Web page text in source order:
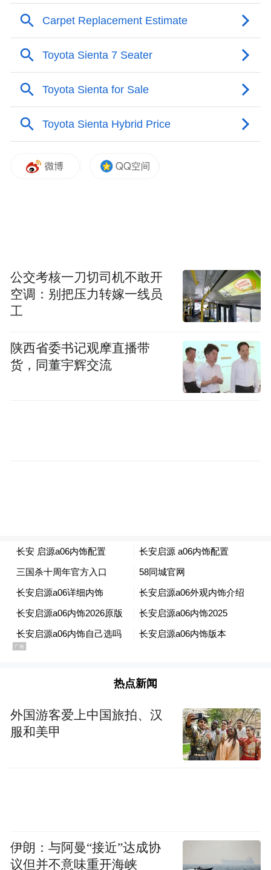
拉满。
穿式的LED日行灯配合可发光的logo，极具
未来科技感。此外，新车下方还采用了熏黑
的进气，运动感十足。值得一提的是，新车
辅助驾驶表现。
侧面来看，新车侧面造型较为动感，隆起的
车身腰线使其看上去更具饱满，并且新车还
采用了半隐藏式车门把手，配合多辐式铝合
金轮毂，时尚感较强。车尾部分，新车同样
4885/1916/1496mm，轴距为2922mm。
公交考核一刀切司机不敢开
空调：别把压力转嫁一线员
工
陕西省委书记观摩直播带
货，同董宇辉交流
热点新闻
外国游客爱上中国旅拍、汉
服和美甲
伊朗：与阿曼“接近”达成协
议但并不意味重开海峡